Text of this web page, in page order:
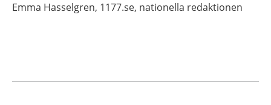
Emma Hasselgren, 1177.se, nationella redaktionen